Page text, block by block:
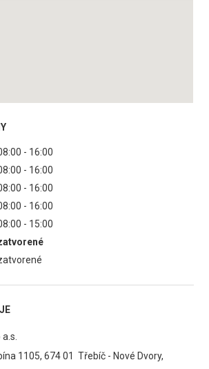
- 16:00
- 16:00
- 16:00
- 16:00
- 15:00
1105, 674 01 Třebíč - Nové Dvory,